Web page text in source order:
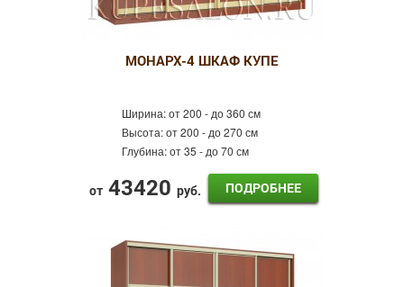
МОНАРХ-4 ШКАФ КУПЕ
Ширина:от 200 - до 360 см
Высота:от 200 - до 270 см
Глубина:от 35 - до 70 см
от 43420 руб. ПОДРОБНЕЕ